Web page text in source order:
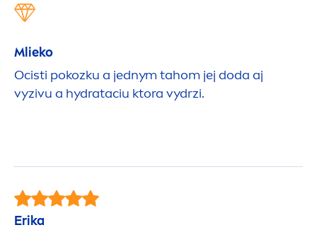
Mlieko
Ocisti pokozku a jednym tahom jej doda aj
vyzivu a hydrataciu ktora vydrzi.
Erika